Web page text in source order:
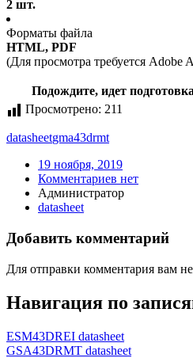
2 шт.
Форматы файла
HTML, PDF
(Для просмотра требуется Adobe
Подождите, идет
Просмотрено: 211
datasheetgma43drmt
19 ноября, 2019
Комментариев нет
Администратор
datasheet
Добавить комментарий
Для отправки комментария вам
Навигация по
ESM43DREI datasheet
GSA43DRMT datasheet